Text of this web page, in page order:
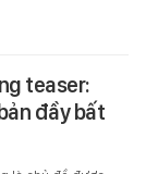
teaser:
đầy bất